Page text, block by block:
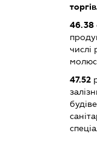
46.38
числі
47.52